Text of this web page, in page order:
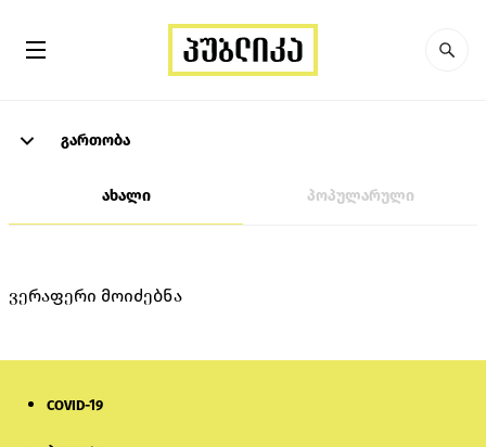
გართობა
ახალი პოპულარული
ვერაფერი მოიძებნა
COVID-19